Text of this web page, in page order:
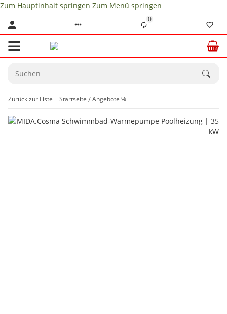
Zum Hauptinhalt springen Zum Menü springen
0
Zurück zur Liste Startseite Angebote %